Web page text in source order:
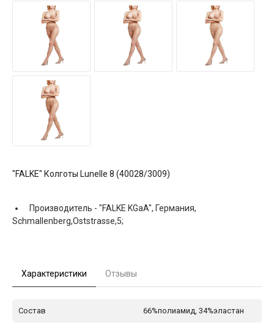
"FALKE" Колготы Lunelle 8 (40028/3009)
Производитель - "FALKE KGaA", Германия,
Schmallenberg,Oststrasse,5;
Характеристики Отзывы
Состав 66%полиамид, 34%эластан